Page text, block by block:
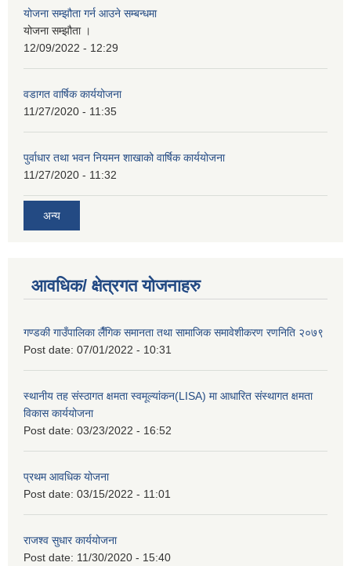
योजना सम्झौता गर्न आउने सम्बन्धमा
योजना सम्झौता ।
12/09/2022 - 12:29
वडागत वार्षिक कार्ययोजना
11/27/2020 - 11:35
पुर्वाधार तथा भवन नियमन शाखाको वार्षिक कार्ययोजना
11/27/2020 - 11:32
अन्य
आवधिक/ क्षेत्रगत योजनाहरु
गण्डकी गाउँपालिका लैँगिक समानता तथा सामाजिक समावेशीकरण रणनिति २०७९
Post date: 07/01/2022 - 10:31
स्थानीय तह संस्ठागत क्षमता स्वमूल्यांकन(LISA) मा आधारित संस्थागत क्षमता
विकास कार्ययोजना
Post date: 03/23/2022 - 16:52
प्रथम आवधिक योजना
Post date: 03/15/2022 - 11:01
राजश्व सुधार कार्ययोजना
Post date: 11/30/2020 - 15:40